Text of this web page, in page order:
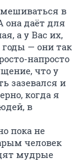
в
она даёт для
а у Вас их,
годы — они так
напросто
что у
зазевался и
когда я
в
пока не
человек
мудрые